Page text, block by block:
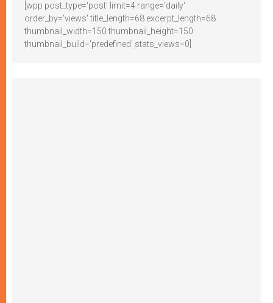
[wpp post_type='post' limit=4 range='daily'
order_by='views' title_length=68 excerpt_length=68
thumbnail_width=150 thumbnail_height=150
thumbnail_build='predefined' stats_views=0]